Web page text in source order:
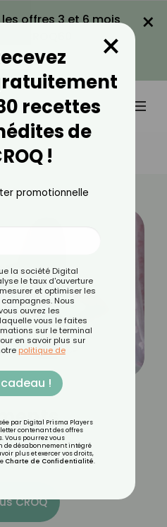
les offres 3 et 6 mois
PROMO
×
Le Dos
le dos
CROQ
recettes
de
!
×
promotionnelle
la société Digital
le taux d'ouverture
et optimiser les
Nous
ouvrez les
vous le faites
sur le terminal
en savoir plus sur
politique de
!
par Digital Prisma Players
contenant des offres
Vous pourrez vous
désabonnement intégré
plus et exercer vos droits,
Charte de Confidentialité.